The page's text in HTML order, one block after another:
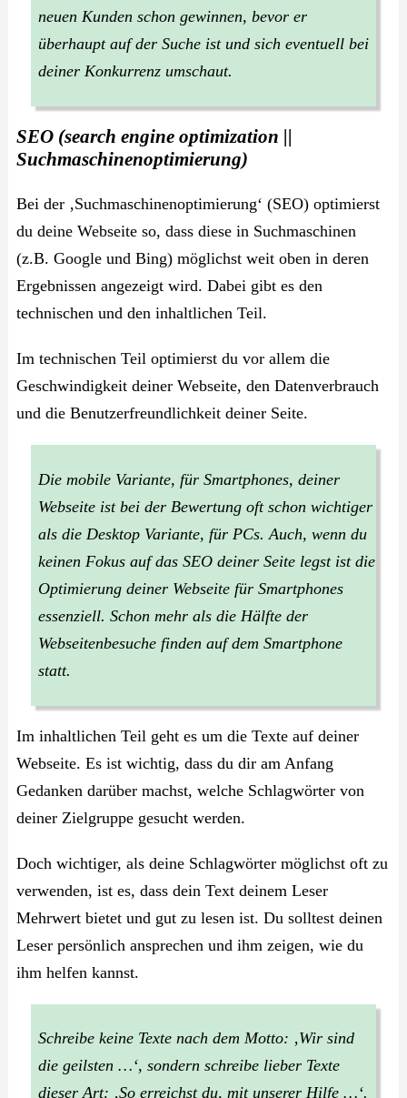
neuen Kunden schon gewinnen, bevor er
überhaupt auf der Suche ist und sich eventuell bei
deiner Konkurrenz umschaut.
SEO (search engine optimization ||
Suchmaschinenoptimierung)
Bei der ‚Suchmaschinenoptimierung‘ (SEO) optimierst
du deine Webseite so, dass diese in Suchmaschinen
(z.B. Google und Bing) möglichst weit oben in deren
Ergebnissen angezeigt wird. Dabei gibt es den
technischen und den inhaltlichen Teil.
Im technischen Teil optimierst du vor allem die
Geschwindigkeit deiner Webseite, den Datenverbrauch
und die Benutzerfreundlichkeit deiner Seite.
Die mobile Variante, für Smartphones, deiner
Webseite ist bei der Bewertung oft schon wichtiger
als die Desktop Variante, für PCs. Auch, wenn du
keinen Fokus auf das SEO deiner Seite legst ist die
Optimierung deiner Webseite für Smartphones
essenziell. Schon mehr als die Hälfte der
Webseitenbesuche finden auf dem Smartphone
statt.
Im inhaltlichen Teil geht es um die Texte auf deiner
Webseite. Es ist wichtig, dass du dir am Anfang
Gedanken darüber machst, welche Schlagwörter von
deiner Zielgruppe gesucht werden.
Doch wichtiger, als deine Schlagwörter möglichst oft zu
verwenden, ist es, dass dein Text deinem Leser
Mehrwert bietet und gut zu lesen ist. Du solltest deinen
Leser persönlich ansprechen und ihm zeigen, wie du
ihm helfen kannst.
Schreibe keine Texte nach dem Motto: ‚Wir sind
die geilsten …‘, sondern schreibe lieber Texte
dieser Art: ‚So erreichst du, mit unserer Hilfe …‘.